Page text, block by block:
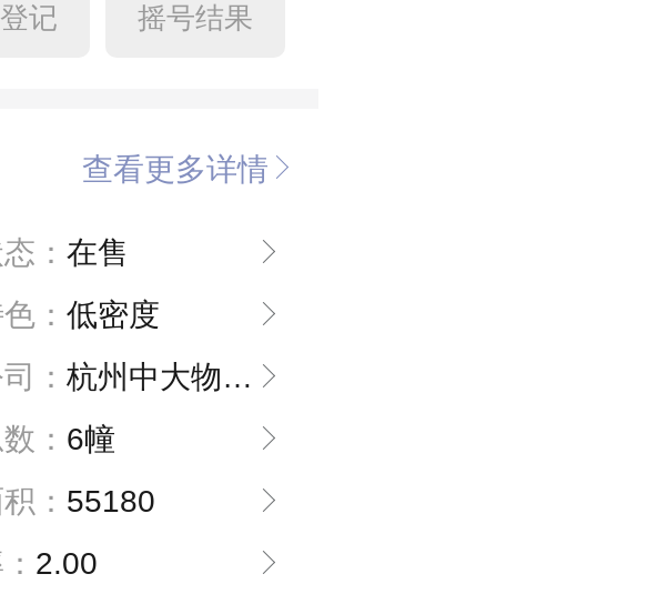
记 摇号结果
查看更多详情
： 在售
： 低密度
： 杭州中大物业管理有限公司
： 6幢
： 55180
2.00